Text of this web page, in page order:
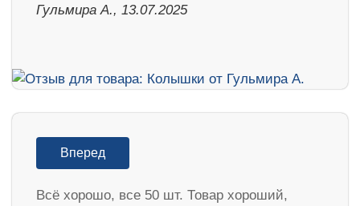
Гульмира А., 13.07.2025
Вперед
Всё хорошо, все 50 шт. Товар хороший,